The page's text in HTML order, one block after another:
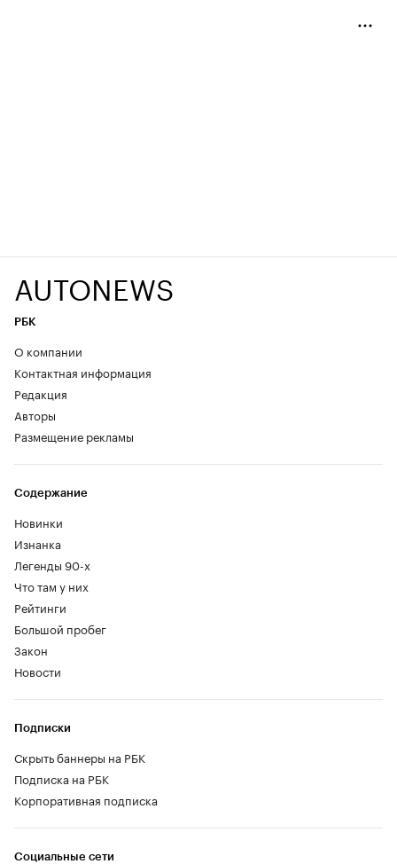
AUTONEWS
РБК
О компании
Контактная информация
Редакция
Авторы
Размещение рекламы
Содержание
Новинки
Изнанка
Легенды 90-х
Что там у них
Рейтинги
Большой пробег
Закон
Новости
Социальные сети
Подписки
Скрыть баннеры на РБК
Подписка на РБК
Корпоративная подписка